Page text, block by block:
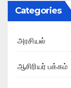
Categories
அரசியல்
ஆசிரியர் பக்கம்